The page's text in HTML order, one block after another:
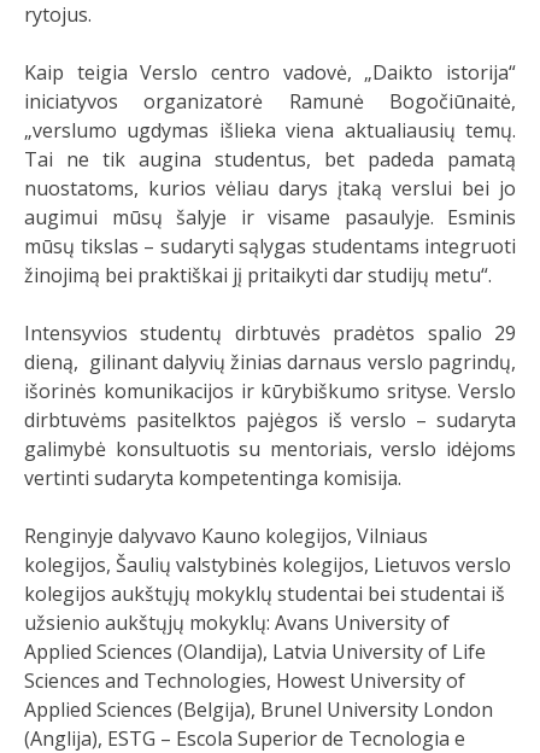
rytojus.
Kaip teigia Verslo centro vadovė, „Daikto istorija“
iniciatyvos organizatorė Ramunė Bogočiūnaitė,
„verslumo ugdymas išlieka viena aktualiausių temų.
Tai ne tik augina studentus, bet padeda pamatą
nuostatoms, kurios vėliau darys įtaką verslui bei jo
augimui mūsų šalyje ir visame pasaulyje. Esminis
mūsų tikslas – sudaryti sąlygas studentams integruoti
žinojimą bei praktiškai jį pritaikyti dar studijų metu“.
Intensyvios studentų dirbtuvės pradėtos spalio 29
dieną, gilinant dalyvių žinias darnaus verslo pagrindų,
išorinės komunikacijos ir kūrybiškumo srityse. Verslo
dirbtuvėms pasitelktos pajėgos iš verslo – sudaryta
galimybė konsultuotis su mentoriais, verslo idėjoms
vertinti sudaryta kompetentinga komisija.
Renginyje dalyvavo Kauno kolegijos, Vilniaus
kolegijos, Šaulių valstybinės kolegijos, Lietuvos verslo
kolegijos aukštųjų mokyklų studentai bei studentai iš
užsienio aukštųjų mokyklų: Avans University of
Applied Sciences (Olandija), Latvia University of Life
Sciences and Technologies, Howest University of
Applied Sciences (Belgija), Brunel University London
(Anglija), ESTG – Escola Superior de Tecnologia e